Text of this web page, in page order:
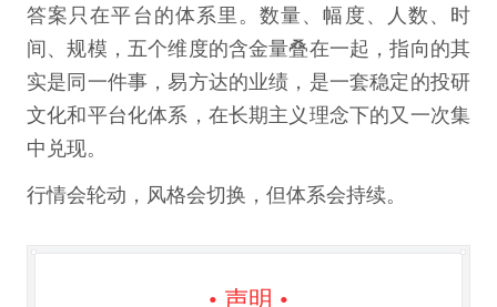
答案只在平台的体系里。数量、幅度、人数、时
间、规模，五个维度的含金量叠在一起，指向的其
实是同一件事，易方达的业绩，是一套稳定的投研
文化和平台化体系，在长期主义理念下的又一次集
中兑现。
行情会轮动，风格会切换，但体系会持续。
• 声明 •